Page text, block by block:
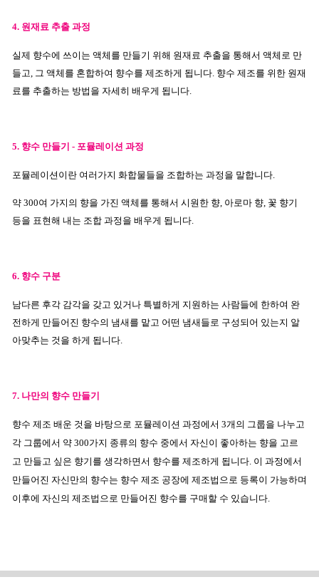
4. 원재료 추출 과정
실제 향수에 쓰이는 액체를 만들기 위해 원재료 추출을 통해서 액체로 만
들고, 그 액체를 혼합하여 향수를 제조하게 됩니다. 향수 제조를 위한 원재
료를 추출하는 방법을 자세히 배우게 됩니다.
5. 향수 만들기 - 포뮬레이션 과정
포뮬레이션이란 여러가지 화합물들을 조합하는 과정을 말합니다.
약 300여 가지의 향을 가진 액체를 통해서 시원한 향, 아로마 향, 꽃 향기
등을 표현해 내는 조합 과정을 배우게 됩니다.
6. 향수 구분
남다른 후각 감각을 갖고 있거나 특별하게 지원하는 사람들에 한하여 완
전하게 만들어진 향수의 냄새를 맡고 어떤 냄새들로 구성되어 있는지 알
아맞추는 것을 하게 됩니다.
7. 나만의 향수 만들기
향수 제조 배운 것을 바탕으로 포뮬레이션 과정에서 3개의 그룹을 나누고
각 그룹에서 약 300가지 종류의 향수 중에서 자신이 좋아하는 향을 고르
고 만들고 싶은 향기를 생각하면서 향수를 제조하게 됩니다. 이 과정에서
만들어진 자신만의 향수는 향수 제조 공장에 제조법으로 등록이 가능하며
이후에 자신의 제조법으로 만들어진 향수를 구매할 수 있습니다.